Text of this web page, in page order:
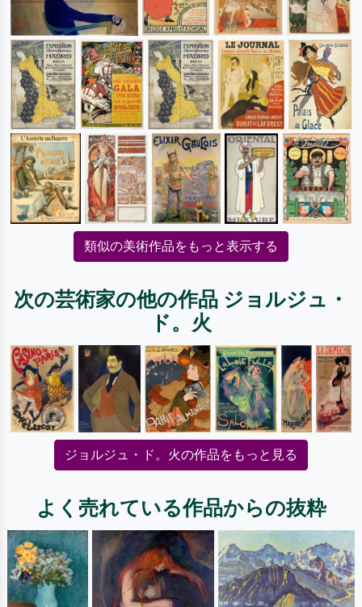
類似の美術作品をもっと表示する
次の芸術家の他の作品 ジョルジュ・
ド。火
ジョルジュ・ド。火の作品をもっと見る
よく売れている作品からの抜粋